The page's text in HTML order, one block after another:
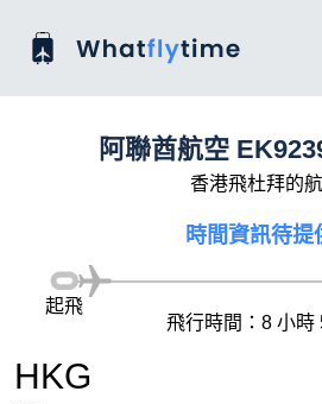
阿聯酋航空
香港飛杜拜的
時間資訊待提
HKG
起飛
飛行時間：8 小時